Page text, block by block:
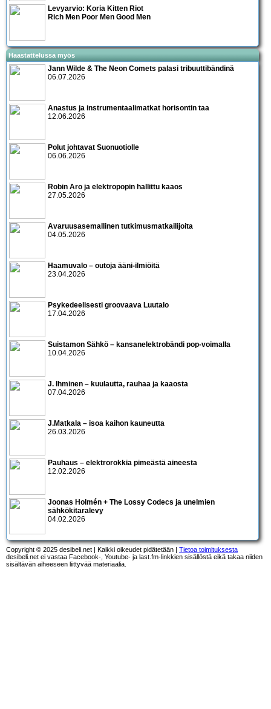
Levyarvio: Koria Kitten Riot
Rich Men Poor Men Good Men
Haastattelussa myös
Jann Wilde & The Neon Comets palasi tribuuttibändinä
06.07.2026
Anastus ja instrumentaalimatkat horisontin taa
12.06.2026
Polut johtavat Suonuotiolle
06.06.2026
Robin Aro ja elektropopin hallittu kaaos
27.05.2026
Avaruusasemallinen tutkimusmatkailijoita
04.05.2026
Haamuvalo – outoja ääni-ilmiöitä
23.04.2026
Psykedeelisesti groovaava Luutalo
17.04.2026
Suistamon Sähkö – kansanelektrobändi pop-voimalla
10.04.2026
J. Ihminen – kuulautta, rauhaa ja kaaosta
07.04.2026
J.Matkala – isoa kaihon kauneutta
26.03.2026
Pauhaus – elektrorokkia pimeästä aineesta
12.02.2026
Joonas Holmén + The Lossy Codecs ja unelmien
sähkökitaralevy
04.02.2026
Copyright © 2025 desibeli.net | Kaikki oikeudet pidätetään | Tietoa toimituksesta
desibeli.net ei vastaa Facebook-, Youtube- ja last.fm-linkkien sisällöstä eikä takaa niiden
sisältävän aiheeseen liittyvää materiaalia.